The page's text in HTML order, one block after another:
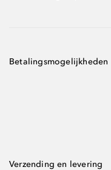
Betalingsmogelijkheden
Verzending en levering